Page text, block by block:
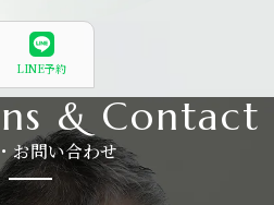
LINE予約
& Contact
お問い合わせ